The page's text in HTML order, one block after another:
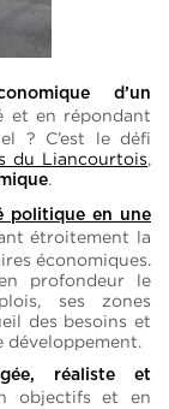
d’un
et en répondant
? C’est le défi
du Liancourtois
politique en une
étroitement la
économiques.
profondeur le
ses zones
des besoins et
réaliste et
objectifs et en